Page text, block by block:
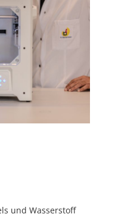
und Wasserstoff